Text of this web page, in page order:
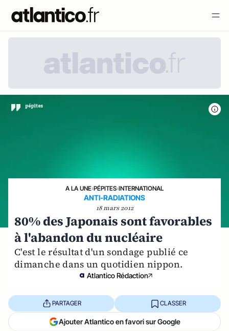
A LA UNE›PÉPITES›INTERNATIONAL
ANTI-RADIATIONS
18 mars 2012
80% des Japonais sont favorables
à l'abandon du nucléaire
C'est le résultat d'un sondage publié ce
dimanche dans un quotidien nippon.
Atlantico Rédaction
PARTAGER CLASSER
Ajouter Atlantico en favori sur Google